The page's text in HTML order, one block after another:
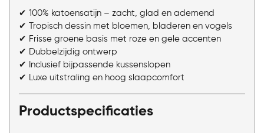
✔ 100% katoensatijn – zacht, glad en ademend
✔ Tropisch dessin met bloemen, bladeren en vogels
✔ Frisse groene basis met roze en gele accenten
✔ Dubbelzijdig ontwerp
✔ Inclusief bijpassende kussenslopen
✔ Luxe uitstraling en hoog slaapcomfort
Productspecificaties